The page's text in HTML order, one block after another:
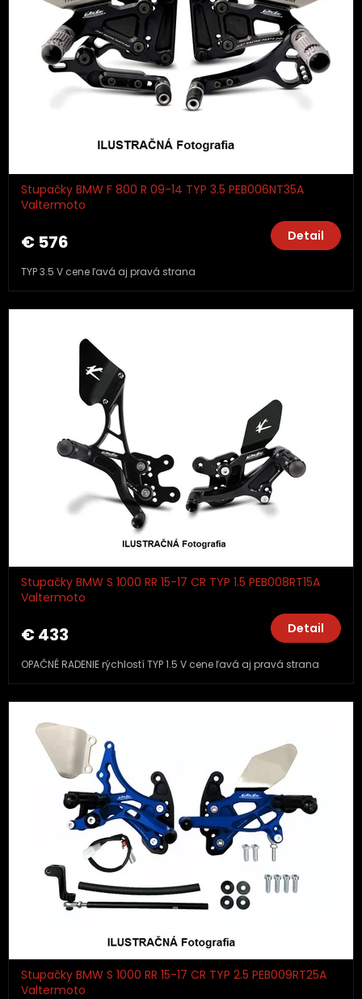
Stupačky BMW F 800 R 09-14 TYP 3.5 PEB006NT35A
Valtermoto
€ 576 Detail
TYP 3.5 V cene ľavá aj pravá strana
Stupačky BMW S 1000 RR 15-17 CR TYP 1.5 PEB008RT15A
Valtermoto
€ 433 Detail
OPAČNÉ RADENIE rýchlostí TYP 1.5 V cene ľavá aj pravá strana
Stupačky BMW S 1000 RR 15-17 CR TYP 2.5 PEB009RT25A
Valtermoto